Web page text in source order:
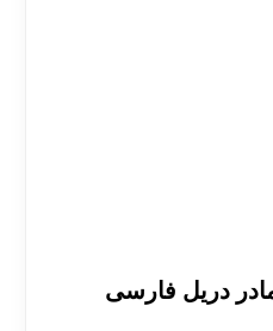
دریل فارسی